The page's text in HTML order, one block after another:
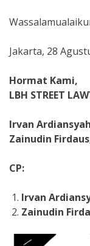
Jakarta, 28
Hormat Kami,
LBH STREET
Irvan
Zainudin
CP:
Irvan
Zainudin